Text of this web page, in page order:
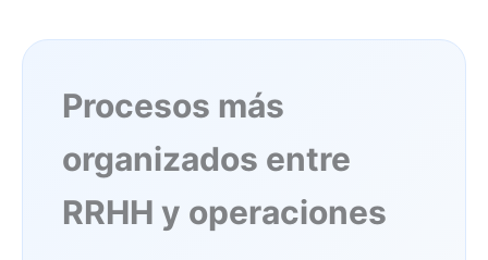
Procesos más
organizados entre
RRHH y operaciones